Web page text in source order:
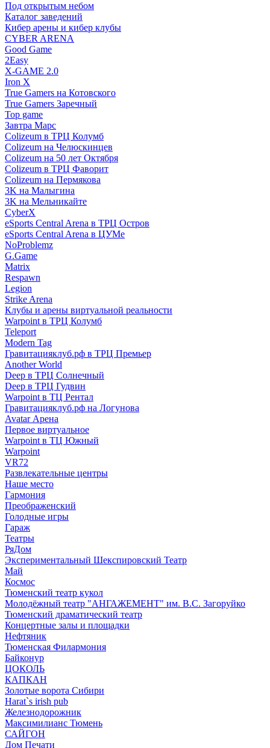
Под открытым небом
Каталог заведений
Кибер арены и кибер клубы
CYBER ARENA
Good Game
2Easy
X-GAME 2.0
Iron X
True Gamers на Котовского
True Gamers Заречный
Top game
Завтра Марс
Colizeum в ТРЦ Колумб
Colizeum на Челюскинцев
Colizeum на 50 лет Октября
Colizeum в ТРЦ Фаворит
Colizeum на Пермякова
3K на Малыгина
3K на Мельникайте
CyberX
eSports Central Arena в ТРЦ Остров
eSports Central Arena в ЦУМе
NoProblemz
G.Game
Matrix
Respawn
Legion
Strike Arena
Клубы и арены виртуальной реальности
Warpoint в ТРЦ Колумб
Teleport
Modern Tag
Гравитацияклуб.рф в ТРЦ Премьер
Another World
Deep в ТРЦ Солнечный
Deep в ТРЦ Гудвин
Warpoint в ТЦ Рентал
Гравитацияклуб.рф на Логунова
Avatar Арена
Первое виртуальное
Warpoint в ТЦ Южный
Warpoint
VR72
Развлекательные центры
Наше место
Гармония
Преображенский
Голодные игры
Гараж
Театры
РяДом
Экспериментальный Шекспировский Театр
Май
Космос
Тюменский театр кукол
Молодёжный театр "АНГАЖЕМЕНТ" им. В.С. Загоруйко
Тюменский драматический театр
Концертные залы и площадки
Нефтяник
Тюменская Филармония
Байконур
ЦОКОЛЬ
КАПКАН
Золотые ворота Сибири
Harat`s irish pub
Железнодорожник
Максимилианс Тюмень
САЙГОН
Дом Печати